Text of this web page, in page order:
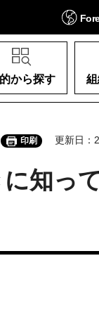
から探す
印刷 更新日：
知っ